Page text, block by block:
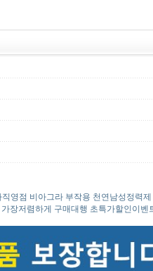
영점 비아그라 부작용 천연남성정력
장저렴하게 구매대행 초특가할인이벤